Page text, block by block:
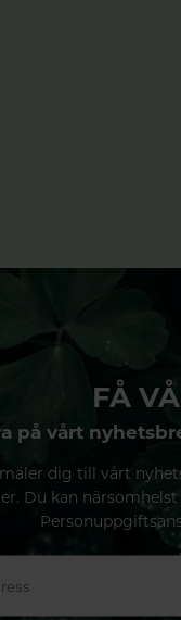
FÅ
på vårt
dig till vårt
Du kan